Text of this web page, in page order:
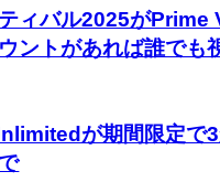
ィバル2025がPrime
ントがあれば誰でも
が期間限定で3